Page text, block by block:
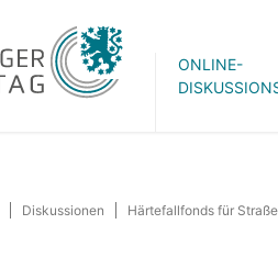
ONLINE-
Diskussionen Härtefallfonds für